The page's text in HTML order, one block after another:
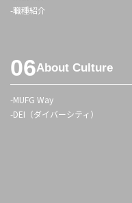
職種紹介
About Culture
MUFG Way
DEI（ダイバーシティ）